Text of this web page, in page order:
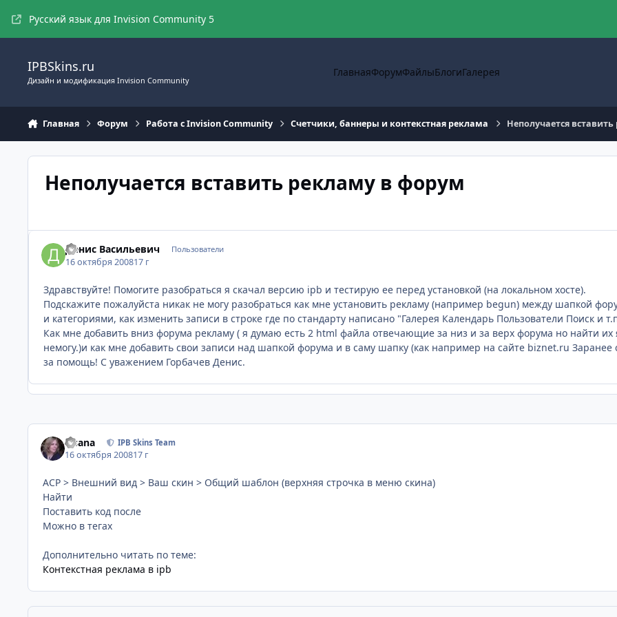
Русский язык для Invision Community 5
IPBSkins.ru
Дизайн и модификация Invision Community
ГлавнаяФорумФайлыБлогиГалерея
Главная Форум Работа с Invision Community Счетчики, баннеры и контекстная реклама Неполучается
Неполучается вставить рекламу в форум
Денис Васильевич Пользователи
16 октября 200817 г
Здравствуйте! Помогите разобраться я скачал версию ipb и тестирую ее перед установкой (на локальном хосте).
Подскажите пожалуйста никак не могу разобраться как мне установить рекламу (например begun) между шапкой
и категориями, как изменить записи в строке где по стандарту написано "Галерея Календарь Пользователи Поиск и
Как мне добавить вниз форума рекламу ( я думаю есть 2 html файла отвечающие за низ и за верх форума но найти их
немогу.)и как мне добавить свои записи над шапкой форума и в саму шапку (как например на сайте biznet.ru Заранее
за помощь! C уважением Горбачев Денис.
Fisana IPB Skins Team
16 октября 200817 г
ACP > Внешний вид > Ваш скин > Общий шаблон (верхняя строчка в меню скина)
Найти
Поставить код после
Можно в тегах
Дополнительно читать по теме:
Контекстная реклама в ipb